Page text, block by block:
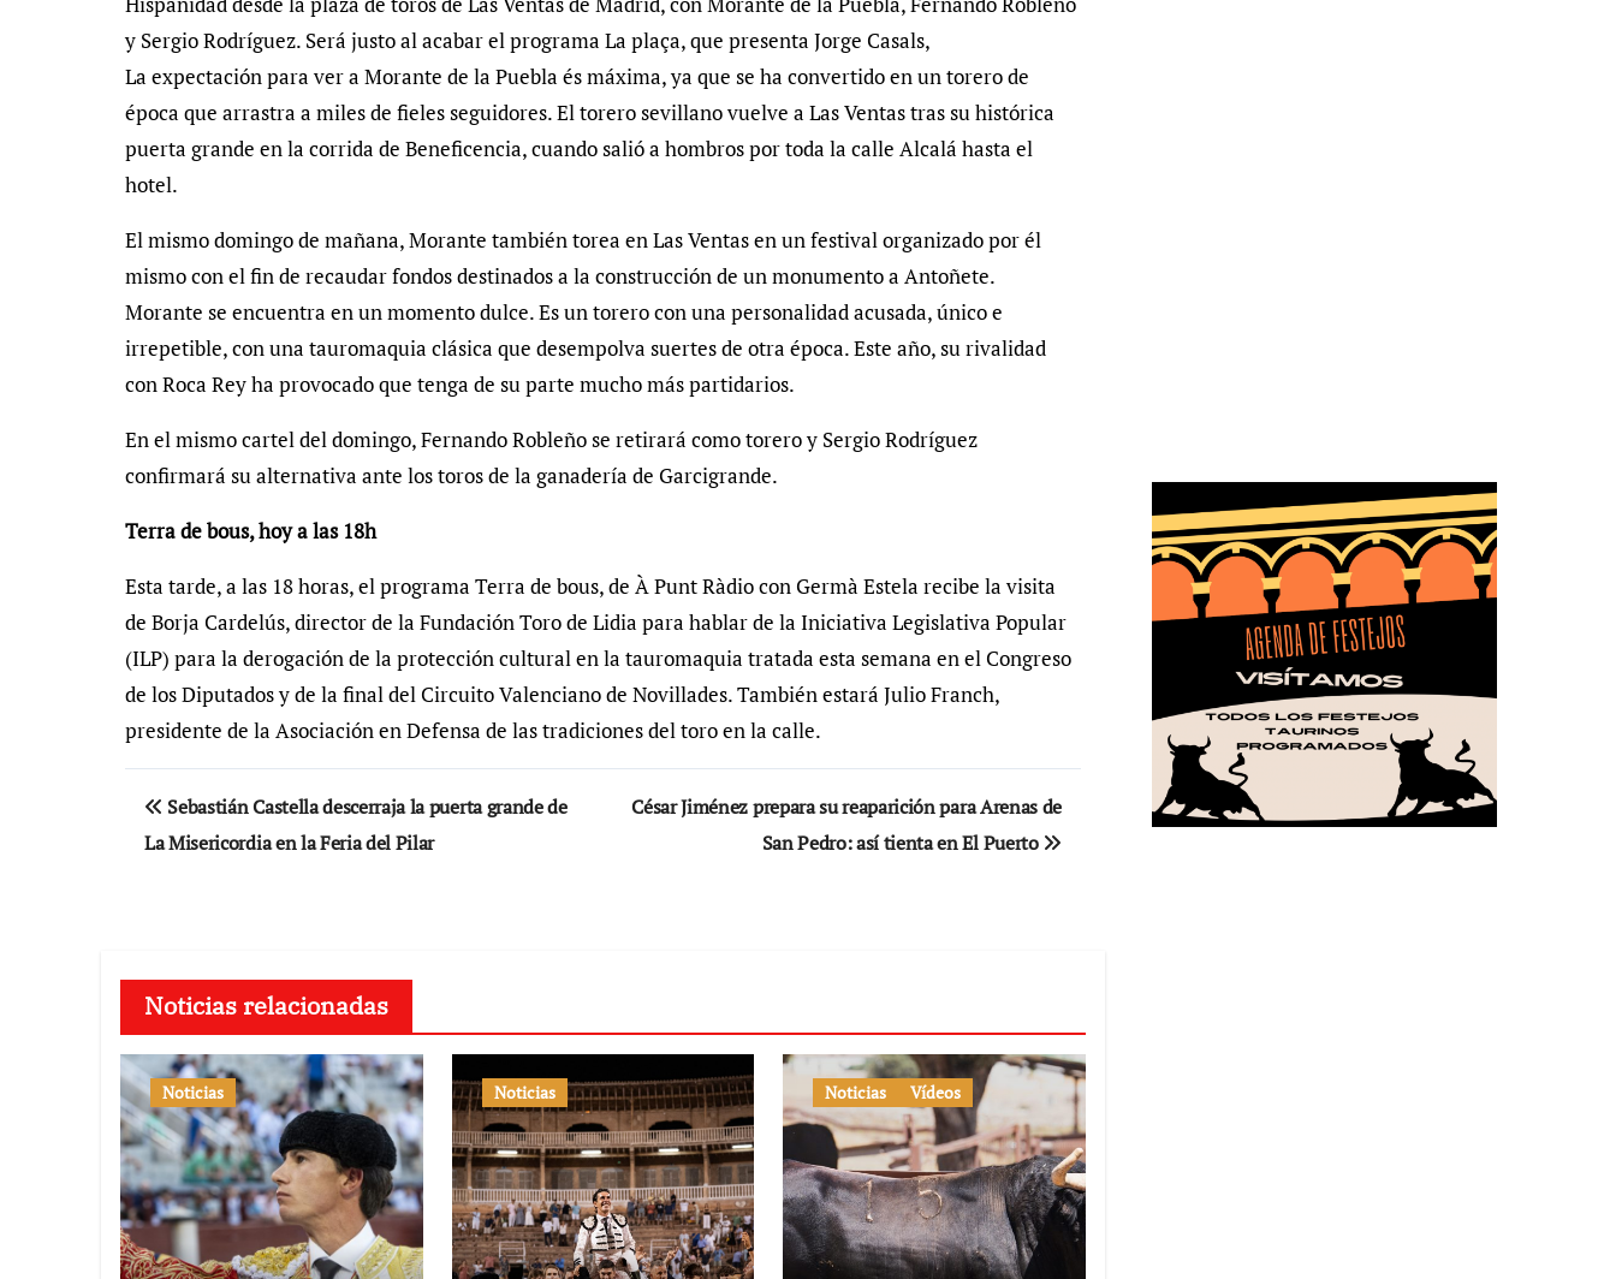
y Sergio Rodríguez. Será justo al acabar el programa La plaça, que presenta Jorge Casals,
La expectación para ver a Morante de la Puebla és máxima, ya que se ha convertido en un torero de
época que arrastra a miles de fieles seguidores. El torero sevillano vuelve a Las Ventas tras su histórica
puerta grande en la corrida de Beneficencia, cuando salió a hombros por toda la calle Alcalá hasta el
hotel.
El mismo domingo de mañana, Morante también torea en Las Ventas en un festival organizado por él
mismo con el fin de recaudar fondos destinados a la construcción de un monumento a Antoñete.
Morante se encuentra en un momento dulce. Es un torero con una personalidad acusada, único e
irrepetible, con una tauromaquia clásica que desempolva suertes de otra época. Este año, su rivalidad
con Roca Rey ha provocado que tenga de su parte mucho más partidarios.
En el mismo cartel del domingo, Fernando Robleño se retirará como torero y Sergio Rodríguez
confirmará su alternativa ante los toros de la ganadería de Garcigrande.
Terra de bous, hoy a las 18h
Esta tarde, a las 18 horas, el programa Terra de bous, de À Punt Ràdio con Germà Estela recibe la visita
de Borja Cardelús, director de la Fundación Toro de Lidia para hablar de la Iniciativa Legislativa Popular
(ILP) para la derogación de la protección cultural en la tauromaquia tratada esta semana en el Congreso
de los Diputados y de la final del Circuito Valenciano de Novillades. También estará Julio Franch,
presidente de la Asociación en Defensa de las tradiciones del toro en la calle.
Navegación
de
Sebastián Castella descerraja la puerta grande de
La Misericordia en la Feria del Pilar
César Jiménez prepara su reaparición para Arenas de
San Pedro: así tienta en El Puerto
Noticias relacionadas
Noticias Noticias Noticias Vídeos